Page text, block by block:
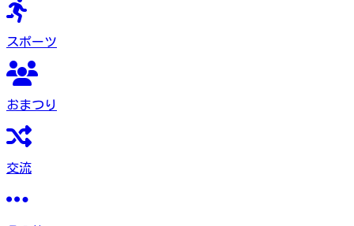
スポーツ
おまつり
交流